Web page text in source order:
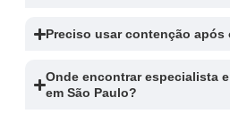
Preciso usar contenção após
Onde encontrar especialista
em São Paulo?